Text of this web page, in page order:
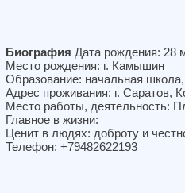
Биография Дата рождения: 28
Место рождения: г. Камышин
Образование: начальная
Адрес проживания: г. Саратов,
Место работы, деятельность:
Главное в жизни:
Ценит в людях: доброту и
Телефон: +79482622193